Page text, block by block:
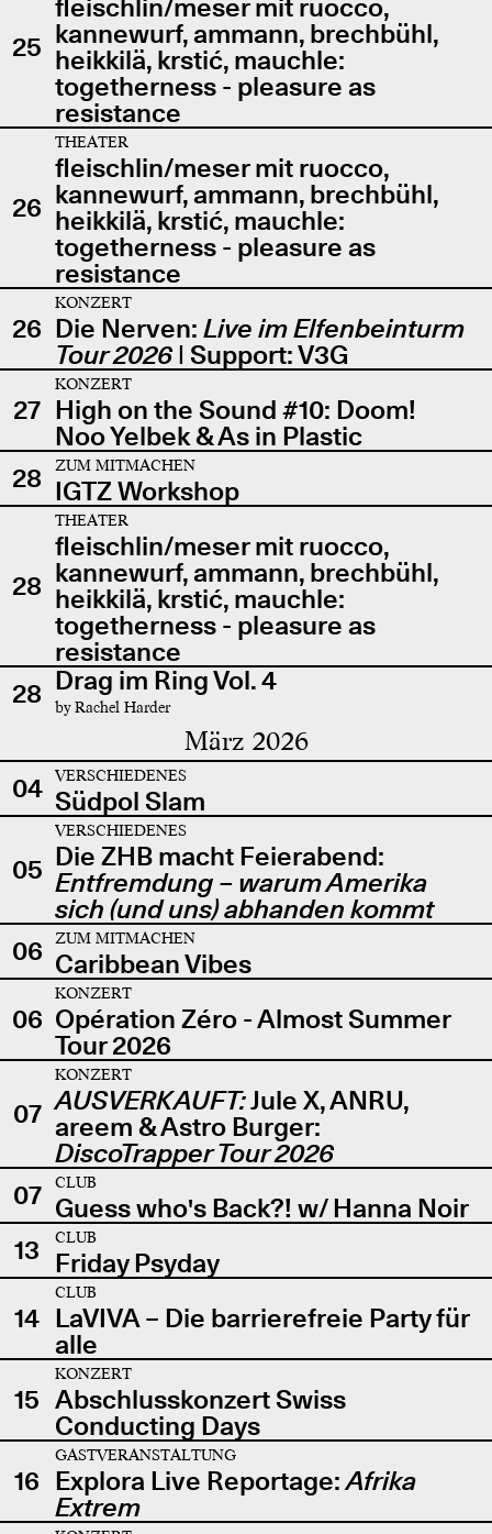
25
fleischlin/meser mit ruocco,
kannewurf, ammann, brechbühl,
heikkilä, krstić, mauchle:
togetherness - pleasure as
resistance
26
THEATER
fleischlin/meser mit ruocco,
kannewurf, ammann, brechbühl,
heikkilä, krstić, mauchle:
togetherness - pleasure as
resistance
26
KONZERT
Die Nerven: Live im Elfenbeinturm
Tour 2026| Support: V3G
27
KONZERT
High on the Sound #10: Doom!
Noo Yelbek & As in Plastic
28
ZUM MITMACHEN
IGTZ Workshop
28
THEATER
fleischlin/meser mit ruocco,
kannewurf, ammann, brechbühl,
heikkilä, krstić, mauchle:
togetherness - pleasure as
resistance
28 Drag im Ring Vol. 4
by Rachel Harder
März 2026
04 VERSCHIEDENES
Südpol Slam
05
VERSCHIEDENES
Die ZHB macht Feierabend:
Entfremdung – warum Amerika
sich (und uns) abhanden kommt
06
ZUM MITMACHEN
Caribbean Vibes
06
KONZERT
Opération Zéro - Almost Summer
Tour 2026
07
KONZERT
AUSVERKAUFT:Jule X, ANRU,
areem & Astro Burger:
DiscoTrapper Tour 2026
07
CLUB
Guess who's Back?! w/ Hanna Noir
13
CLUB
Friday Psyday
14
CLUB
LaVIVA – Die barrierefreie Party für
alle
15
KONZERT
Abschlusskonzert Swiss
Conducting Days
16
GASTVERANSTALTUNG
Explora Live Reportage:Afrika
Extrem